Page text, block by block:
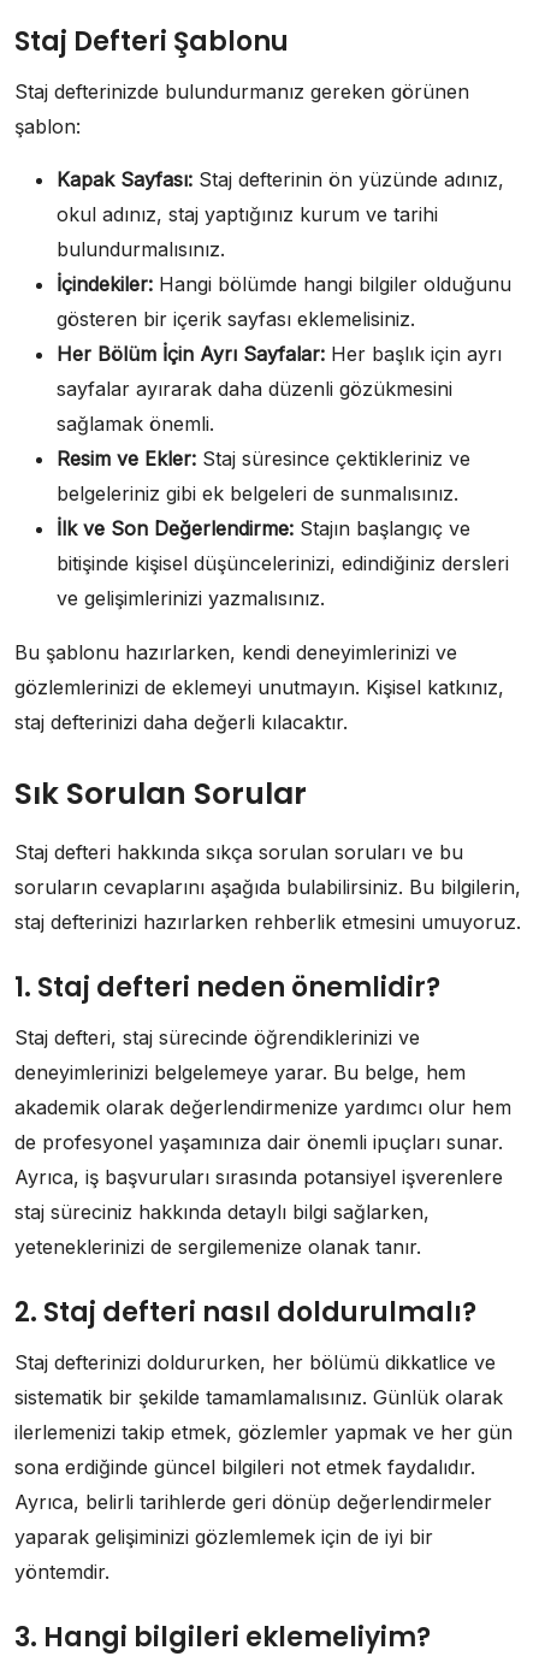
Staj Defteri Şablonu
Staj defterinizde bulundurmanız gereken görünen
şablon:
Kapak Sayfası: Staj defterinin ön yüzünde adınız,
okul adınız, staj yaptığınız kurum ve tarihi
bulundurmalısınız.
İçindekiler: Hangi bölümde hangi bilgiler olduğunu
gösteren bir içerik sayfası eklemelisiniz.
Her Bölüm İçin Ayrı Sayfalar: Her başlık için ayrı
sayfalar ayırarak daha düzenli gözükmesini
sağlamak önemli.
Resim ve Ekler: Staj süresince çektikleriniz ve
belgeleriniz gibi ek belgeleri de sunmalısınız.
İlk ve Son Değerlendirme: Stajın başlangıç ve
bitişinde kişisel düşüncelerinizi, edindiğiniz dersleri
ve gelişimlerinizi yazmalısınız.
Bu şablonu hazırlarken, kendi deneyimlerinizi ve
gözlemlerinizi de eklemeyi unutmayın. Kişisel katkınız,
staj defterinizi daha değerli kılacaktır.
Sık Sorulan Sorular
Staj defteri hakkında sıkça sorulan soruları ve bu
soruların cevaplarını aşağıda bulabilirsiniz. Bu bilgilerin,
staj defterinizi hazırlarken rehberlik etmesini umuyoruz.
1. Staj defteri neden önemlidir?
Staj defteri, staj sürecinde öğrendiklerinizi ve
deneyimlerinizi belgelemeye yarar. Bu belge, hem
akademik olarak değerlendirmenize yardımcı olur hem
de profesyonel yaşamınıza dair önemli ipuçları sunar.
Ayrıca, iş başvuruları sırasında potansiyel işverenlere
staj süreciniz hakkında detaylı bilgi sağlarken,
yeteneklerinizi de sergilemenize olanak tanır.
2. Staj defteri nasıl doldurulmalı?
Staj defterinizi doldururken, her bölümü dikkatlice ve
sistematik bir şekilde tamamlamalısınız. Günlük olarak
ilerlemenizi takip etmek, gözlemler yapmak ve her gün
sona erdiğinde güncel bilgileri not etmek faydalıdır.
Ayrıca, belirli tarihlerde geri dönüp değerlendirmeler
yaparak gelişiminizi gözlemlemek için de iyi bir
yöntemdir.
3. Hangi bilgileri eklemeliyim?